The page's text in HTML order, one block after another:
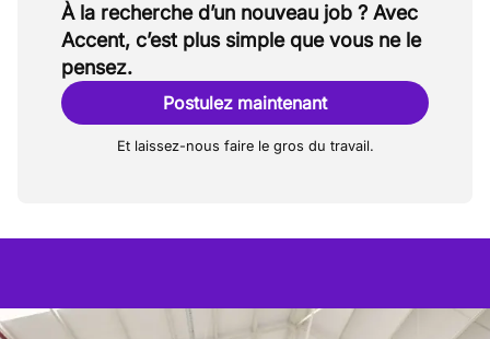
À la recherche d’un nouveau job ? Avec
Accent, c’est plus simple que vous ne le
pensez.
Postulez maintenant
Et laissez-nous faire le gros du travail.